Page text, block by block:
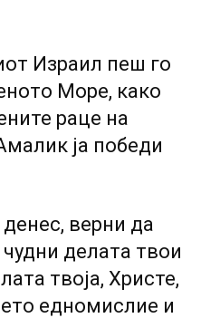
Израил пеш го
Море, како
раце на
ја победи
верни да
делата твои
твоја, Христе,
едномислие и